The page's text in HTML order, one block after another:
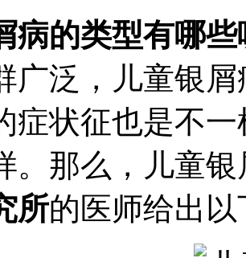
病的类型有哪些
广泛，儿童银
症状征也是不
。那么，儿童
所的医师给出